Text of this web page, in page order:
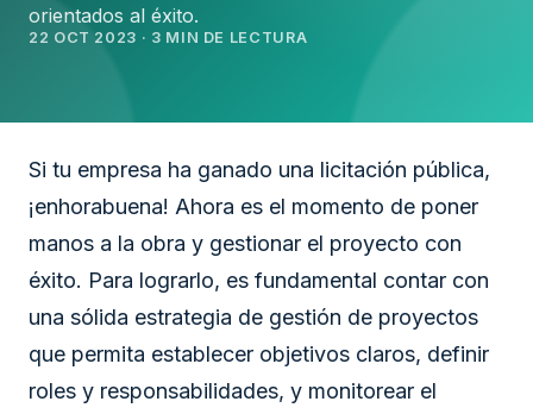
orientados al éxito.
22 OCT 2023 · 3 MIN DE LECTURA
Si tu empresa ha ganado una licitación pública,
¡enhorabuena! Ahora es el momento de poner
manos a la obra y gestionar el proyecto con
éxito. Para lograrlo, es fundamental contar con
una sólida estrategia de gestión de proyectos
que permita establecer objetivos claros, definir
roles y responsabilidades, y monitorear el